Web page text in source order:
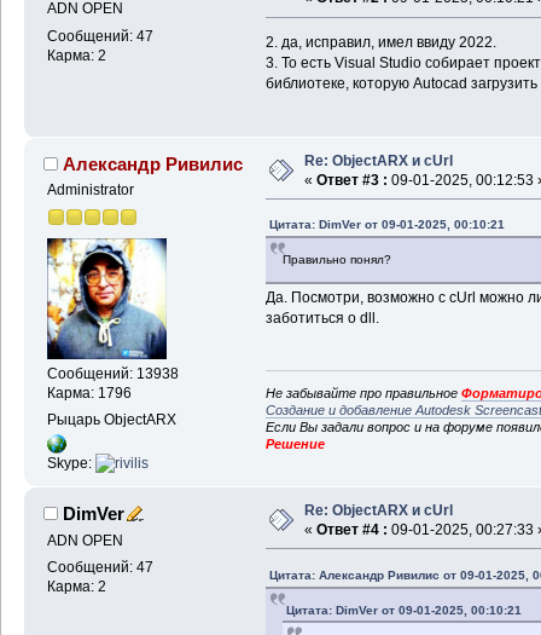
ADN OPEN
Сообщений: 47
Карма: 2
2. да, исправил, имел ввиду 2022.
3. То есть Visual Studio собирает
библиотеке, которую Autocad
Александр Ривилис
Administrator
Сообщений: 13938
Карма: 1796
Рыцарь ObjectARX
Skype:
Re: ObjectARX и cUrl
« Ответ #3 : 09-01-2025, 00:12:53
Цитата: DimVer от 09-01-2025, 00:10:21
Правильно понял?
Да. Посмотри, возможно с cUrl можно
заботиться о dll.
Не забывайте про правильное
Создание и добавление Autodesk
Если Вы задали вопрос и на форуме
Решение
DimVer
ADN OPEN
Сообщений: 47
Карма: 2
Re: ObjectARX и cUrl
« Ответ #4 : 09-01-2025, 00:27:33
Цитата: Александр Ривилис от 09-01-2025,
Цитата: DimVer от 09-01-2025, 00:10:21